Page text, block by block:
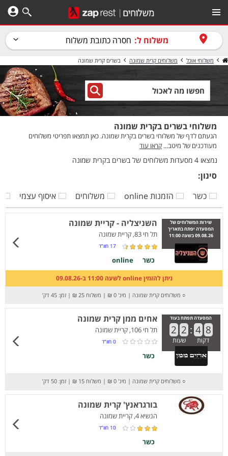
משלוח ל: חסרה כתובת משלוח
משלוחי אוכל משלוחים קרית שמונה בשרים קרית שמונה
משלוחי בשרים בקרית שמונה
הגעתם לדף של משלוחי בשרים בקרית שמונה. כאן תמצאו תפריטי משלוחים
מעודכנים של מיטב... קראו עוד
נמצאו 4 מסעדות משלוחים של בשרים בקרית שמונה
סינון:
כשר
הזמנות online משלוחים איסוף עצמי
שירות המשלוחים של
המסעדה יפתח בתאריך
09.08.26 בשעה 11:00
השניצליה - קריית שמונה
תל חי 83, קריית שמונה
17 חוו”ד
כשר online
ניתן להזמין online לשעה 11:00 ב-09.08.26
○ משלוחים קרית שמונה | מינ' 0 ₪ | משלוח 25 ₪ | זמן: 45 דק’
המסעדה תפתח בעוד
2 2 : 4 8
דקות שעות
אחים ממן קרית שמונה
תל חי 106, קריית שמונה
0 חוו”ד
כשר
○ משלוחים קרית שמונה | מינ' 0 ₪ | משלוח 15 ₪ | זמן: 50 דק’
בורגראנץ' קרית שמונה
הנשיא 4, קריית שמונה
10 חוו”ד
כשר